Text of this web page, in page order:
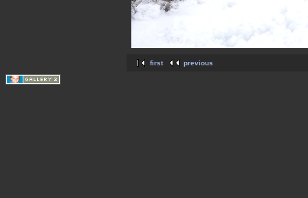
first previous